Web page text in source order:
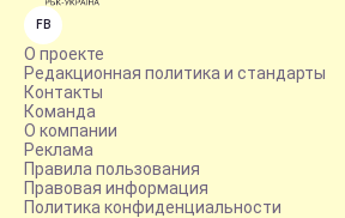
FB
О проекте
Редакционная политика и стандарты
Контакты
Команда
О компании
Реклама
Правила пользования
Правовая информация
Политика конфиденциальности